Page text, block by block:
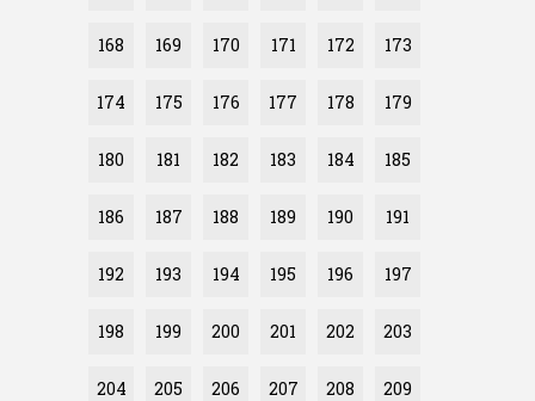
168 169 170 171 172 173
174 175 176 177 178 179
180 181 182 183 184 185
186 187 188 189 190 191
192 193 194 195 196 197
198 199 200 201 202 203
204 205 206 207 208 209